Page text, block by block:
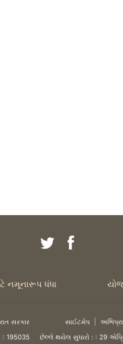
નમૂનારૂપ ધંધા
સરકાર સાઈટમેપ
: 195035 છેલ્લે થયેલ સુધારો : : 29